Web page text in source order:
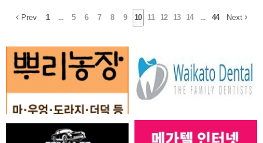
Prev 1 ... 5 6 7 8 9 10 11 12 13 14 ... 44 Next